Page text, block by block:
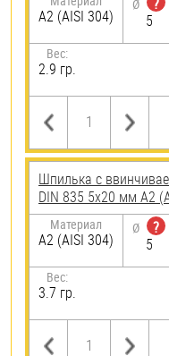
А2 (AISI 304)
Ø
5
Вес:
2.9 гр.
Шпилька c
DIN 835 5х20 мм А2
Материал
А2 (AISI 304)
Ø
?
5
Вес:
3.7 гр.